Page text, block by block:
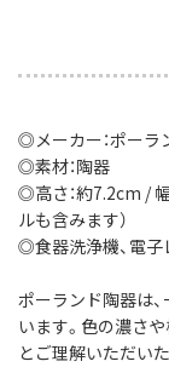
◎メーカー：ポーラ
◎素材：陶器
◎高さ：約7.2cm /
ルも含みます）
◎食器洗浄機、電子
ポーランド陶器は
います。色の濃さ
とご理解いただい